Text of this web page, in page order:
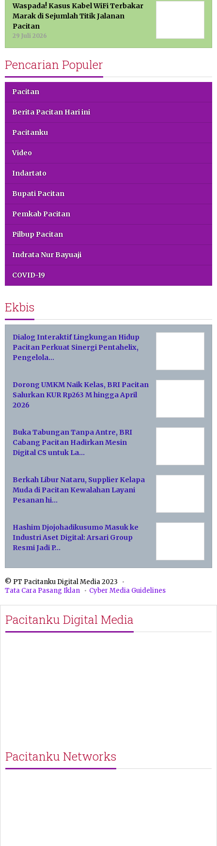
Waspada! Kasus Kabel WiFi Terbakar
Marak di Sejumlah Titik Jalanan
Pacitan
29 Juli 2026
Pencarian Populer
Pacitan
Berita Pacitan Hari ini
Pacitanku
Video
Indartato
Bupati Pacitan
Pemkab Pacitan
Pilbup Pacitan
Indrata Nur Bayuaji
COVID-19
Ekbis
Dialog Interaktif Lingkungan Hidup
Pacitan Perkuat Sinergi Pentahelix,
Pengelola…
Dorong UMKM Naik Kelas, BRI Pacitan
Salurkan KUR Rp263 M hingga April
2026
Buka Tabungan Tanpa Antre, BRI
Cabang Pacitan Hadirkan Mesin
Digital CS untuk La…
Berkah Libur Nataru, Supplier Kelapa
Muda di Pacitan Kewalahan Layani
Pesanan hi…
Hashim Djojohadikusumo Masuk ke
Industri Aset Digital: Arsari Group
Resmi Jadi P…
© PT Pacitanku Digital Media 2023
Tata Cara Pasang Iklan
Cyber Media Guidelines
Pacitanku Digital Media
Pacitanku Networks